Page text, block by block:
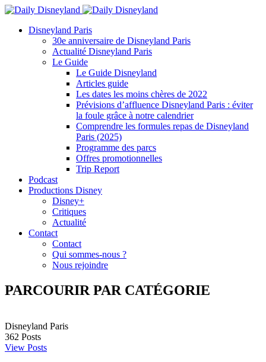
Disneyland Paris
30e anniversaire de Disneyland Paris
Actualité Disneyland Paris
Le Guide
Le Guide Disneyland
Articles guide
Les dates les moins chères de 2022
Prévisions d’affluence Disneyland Paris : éviter
la foule grâce à notre calendrier
Comprendre les formules repas de Disneyland
Paris (2025)
Programme des parcs
Offres promotionnelles
Trip Report
Podcast
Productions Disney
Disney+
Critiques
Actualité
Contact
Contact
Qui sommes-nous ?
Nous rejoindre
PARCOURIR PAR CATÉGORIE
Disneyland Paris
362 Posts
View Posts